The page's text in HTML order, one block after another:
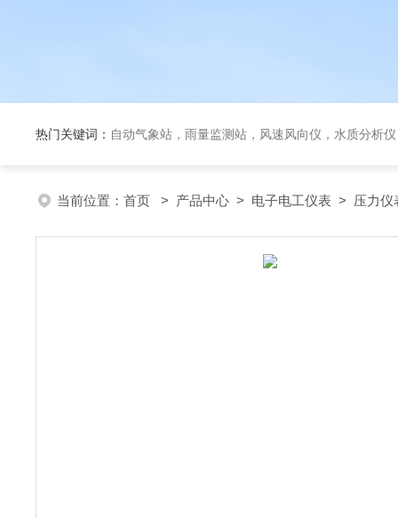
热门关键词： 自动气象站，雨量监测站，风速风向仪，水质分析
当前位置： 首页 > 产品中心 > 电子电工仪表 > 压力仪